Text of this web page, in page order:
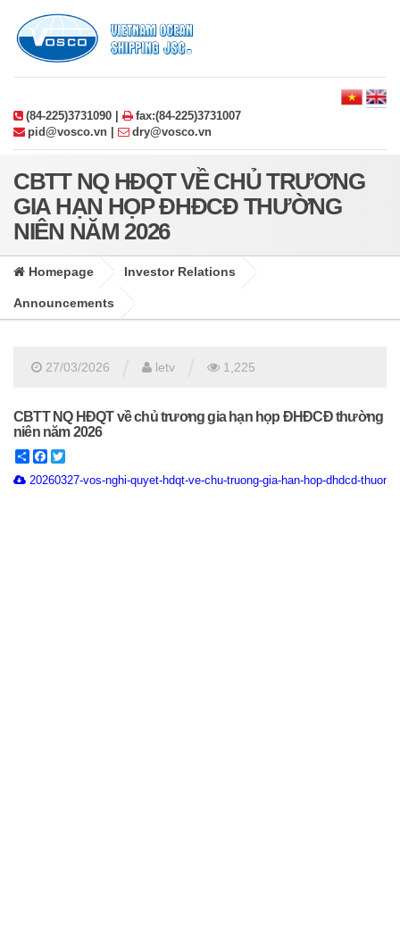
(84-225)3731090 |
fax:(84-225)3731007
pid@vosco.vn |
dry@vosco.vn
CBTT NQ HĐQT VỀ CHỦ TRƯƠNG
GIA HẠN HỌP ĐHĐCĐ THƯỜNG
NIÊN NĂM 2026
Homepage Investor Relations
Announcements
27/03/2026 letv 1,225
CBTT NQ HĐQT về chủ trương gia hạn họp ĐHĐCĐ thường
niên năm 2026
ShareFacebook
20260327-vos-nghi-quyet-hdqt-ve-chu-truong-gia-han-hop-dhdcd-